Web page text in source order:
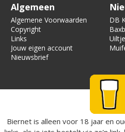
Algemeen
Algemene Voorwaarden
Copyright
Links
Jouw eigen account
Nieuwsbrief
DB
the
Biernet is alleen voor 18 jaar en